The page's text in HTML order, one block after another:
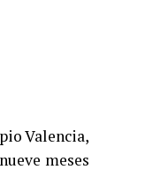
Valencia,
meses